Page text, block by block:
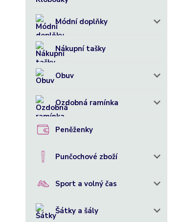
Módní doplňky
Nákupní tašky
Obuv
Ozdobná ramínka
Peněženky
Punčochové zboží
Sport a volný čas
Šátky a šály